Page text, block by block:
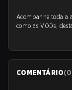
Acompanhe toda a
como as VODs,
COMENTÁRIO(0